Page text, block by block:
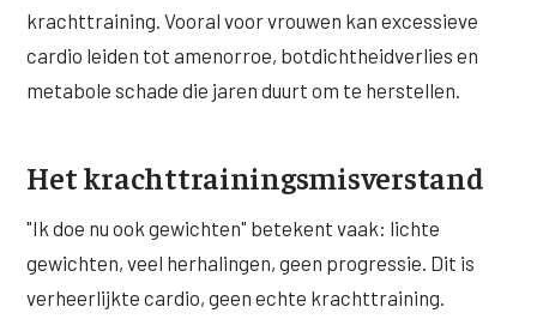
krachttraining. Vooral voor vrouwen kan excessieve
cardio leiden tot amenorroe, botdichtheidverlies en
metabole schade die jaren duurt om te herstellen.
Het krachttrainingsmisverstand
"Ik doe nu ook gewichten" betekent vaak: lichte
gewichten, veel herhalingen, geen progressie. Dit is
verheerlijkte cardio, geen echte krachttraining.